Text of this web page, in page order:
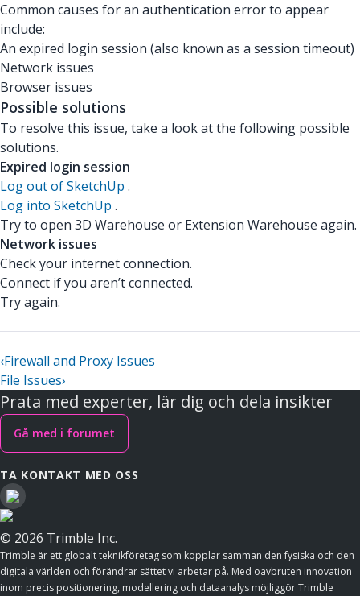
Common causes for an authentication error to appear
include:
An expired login session (also known as a session timeout)
Network issues
Browser issues
Possible solutions
To resolve this issue, take a look at the following possible
solutions.
Expired login session
Log out of SketchUp .
Log into SketchUp .
Try to open 3D Warehouse or Extension Warehouse again.
Network issues
Check your internet connection.
Connect if you aren’t connected.
Try again.
‹Firewall and Proxy Issues
File Issues›
Prata med experter, lär dig och dela insikter
Gå med i forumet
TA KONTAKT MED OSS
© 2026 Trimble Inc.
Trimble är ett globalt teknikföretag som kopplar samman den fysiska och den
digitala världen och förändrar sättet vi arbetar på. Med oavbruten innovation
inom precis positionering, modellering och dataanalys möjliggör Trimble